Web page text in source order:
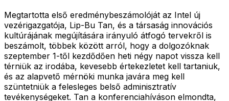
Megtartotta első eredménybeszámolóját az Intel új
vezérigazgatója, Lip-Bu Tan, és a társaság innovációs
kultúrájának megújítására irányuló átfogó tervekről is
beszámolt, többek között arról, hogy a dolgozóknak
szeptember 1-től kezdődően heti négy napot vissza kell
térniük az irodába, kevesebb értekezletet kell tartaniuk,
és az alapvető mérnöki munka javára meg kell
szüntetniük a felesleges belső adminisztratív
tevékenységeket. Tan a konferenciahíváson elmondta,